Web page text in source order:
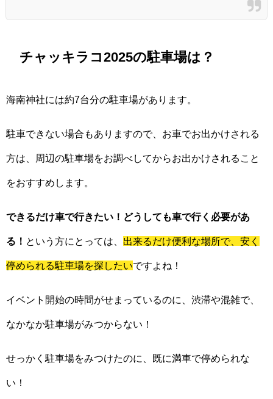
チャッキラコ2025の駐車場は？
海南神社には約7台分の駐車場があります。
駐車できない場合もありますので、お車でお出かけされる
方は、周辺の駐車場をお調べしてからお出かけされること
をおすすめします。
できるだけ車で行きたい！どうしても車で行く必要があ
る！ という方にとっては、 出来るだけ便利な場所で、安く
停められる駐車場を探したいですよね！
イベント開始の時間がせまっているのに、渋滞や混雑で、
なかなか駐車場がみつからない！
せっかく駐車場をみつけたのに、既に満車で停められな
い！